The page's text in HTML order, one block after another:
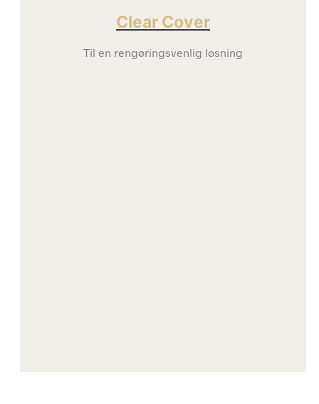
Clear Cover
Til en rengøringsvenlig løsning